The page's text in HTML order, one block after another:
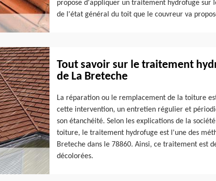
propose d'appliquer un traitement hydrofuge sur
de l'état général du toit que le couvreur va
Tout savoir sur le traitement
de La Breteche
La réparation ou le remplacement de la toiture
cette intervention, un entretien régulier et
son étanchéité. Selon les explications de la
toiture, le traitement hydrofuge est l'une des
Breteche dans le 78860. Ainsi, ce traitement est
décolorées.